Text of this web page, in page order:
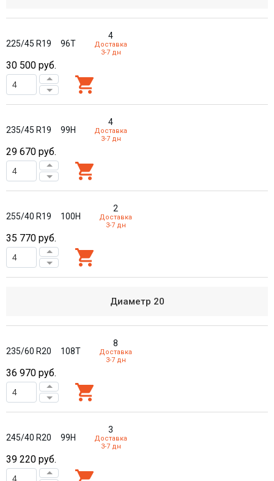
225/45 R19 96T
4
Доставка
3-7 дн
30 500 руб.
235/45 R19 99H
4
Доставка
3-7 дн
29 670 руб.
255/40 R19 100H
2
Доставка
3-7 дн
35 770 руб.
Диаметр 20
235/60 R20 108T
8
Доставка
3-7 дн
36 970 руб.
245/40 R20 99H
3
Доставка
3-7 дн
39 220 руб.